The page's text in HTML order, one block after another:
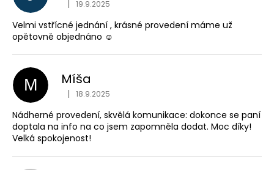
Hodnocení
| 19.9.2025
Velmi vstřícné jednání , krásné provedení máme už
opětovně objednáno ☺️
M Míša
Hodnocení
| 18.9.2025
Nádherné provedení, skvělá komunikace: dokonce se paní
doptala na info na co jsem zapomněla dodat. Moc díky!
Velká spokojenost!